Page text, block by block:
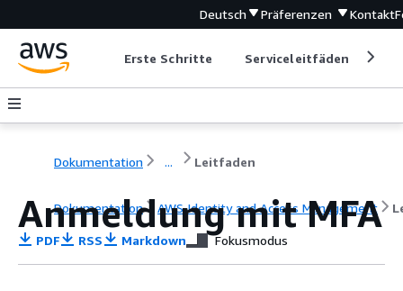
Deutsch Präferenzen Kontakt
Erste Schritte Serviceleitfäden
Dokumentation ... Leitfaden
Dokumentation AWS Identity and Access Management
Anmeldung mit MFA
PDF RSS Markdown Fokusmodus